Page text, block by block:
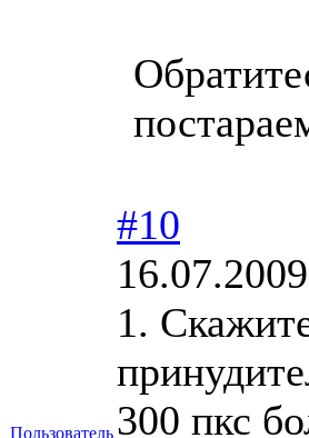
Пользователь
#10
1.
300 пкс